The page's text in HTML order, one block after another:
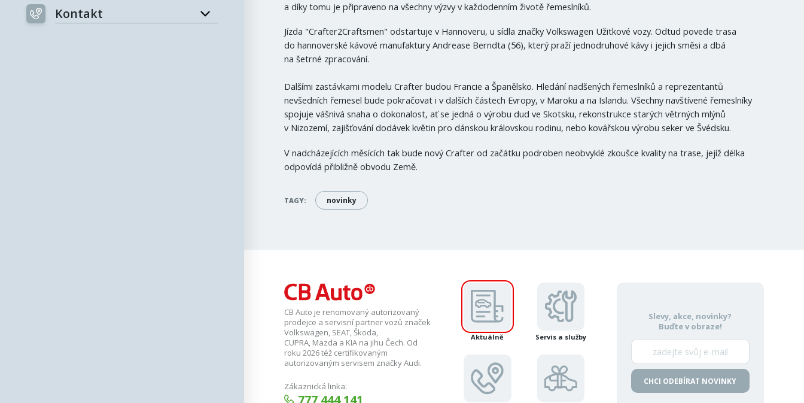
Kontakt
a díky tomu je připraveno na všechny výzvy v každodenním životě řemeslníků.
Jízda "Crafter2Craftsmen" odstartuje v Hannoveru, u sídla značky Volkswagen Užitkové vozy. Odtud povede trasa
do hannoverské kávové manufaktury Andrease Berndta (56), který praží jednodruhové kávy i jejich směsi a dbá
na šetrné zpracování.
Dalšími zastávkami modelu Crafter budou Francie a Španělsko. Hledání nadšených řemeslníků a reprezentantů
nevšedních řemesel bude pokračovat i v dalších částech Evropy, v Maroku a na Islandu. Všechny navštívené řemeslníky
spojuje vášnivá snaha o dokonalost, ať se jedná o výrobu dud ve Skotsku, rekonstrukce starých větrných mlýnů
v Nizozemí, zajišťování dodávek květin pro dánskou královskou rodinu, nebo kovářskou výrobu seker ve Švédsku.
V nadcházejících měsících tak bude nový Crafter od začátku podroben neobvyklé zkoušce kvality na trase, jejíž délka
odpovídá přibližně obvodu Země.
TAGY: novinky
CB Auto je renomovaný autorizovaný
prodejce a servisní partner vozů značek
Volkswagen, SEAT, Škoda,
CUPRA, Mazda a KIA na jihu Čech. Od
roku 2026 též certifikovaným
autorizovaným servisem značky Audi.
Zákaznická linka:
777 444 141
Aktuálně Servis a služby
Slevy, akce, novinky?
Buďte v obraze!
CHCI ODEBÍRAT NOVINKY